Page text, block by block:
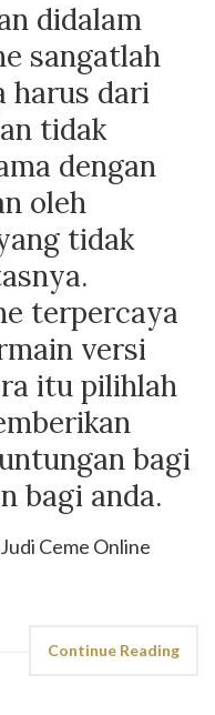
didalam
sangatlah
harus dari
tidak
dengan
oleh
tidak
terpercaya
versi
itu pilihlah
bagi
bagi anda.
Ceme Online
Continue Reading